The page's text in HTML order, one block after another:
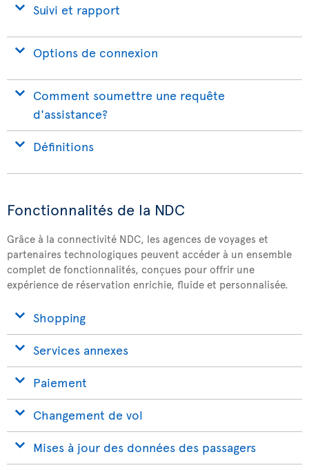
Suivi et rapport
Options de connexion
Comment soumettre une requête
d'assistance?
Définitions
Fonctionnalités de la NDC
Grâce à la connectivité NDC, les agences de voyages et
partenaires technologiques peuvent accéder à un ensemble
complet de fonctionnalités, conçues pour offrir une
expérience de réservation enrichie, fluide et personnalisée.​
Shopping
Services annexes
Paiement
Changement de vol
Mises à jour des données des passagers